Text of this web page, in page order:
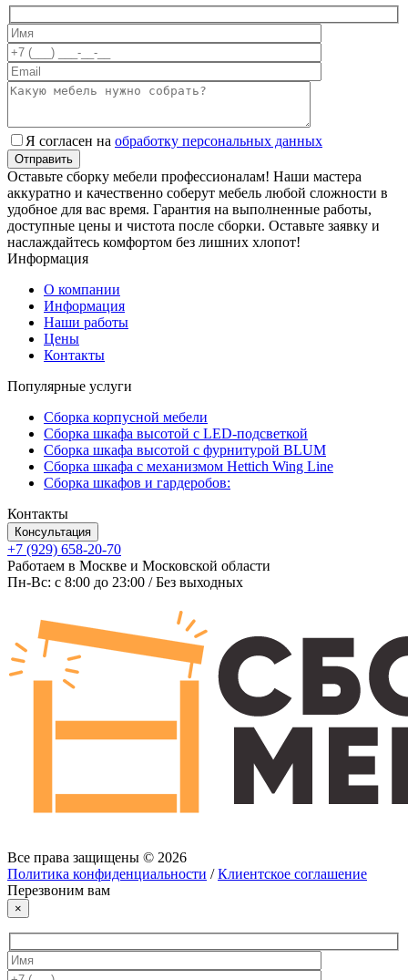
Я согласен на обработку персональных данных
Оставьте сборку мебели профессионалам! Наши мастера
аккуратно и качественно соберут мебель любой сложности в
удобное для вас время. Гарантия на выполненные работы,
доступные цены и чистота после сборки. Оставьте заявку и
наслаждайтесь комфортом без лишних хлопот!
Информация
О компании
Информация
Наши работы
Цены
Контакты
Популярные услуги
Сборка корпусной мебели
Сборка шкафа высотой с LED-подсветкой
Сборка шкафа высотой с фурнитурой BLUM
Сборка шкафа с механизмом Hettich Wing Line
Сборка шкафов и гардеробов:
Контакты
Консультация
+7 (929) 658-20-70
Работаем в Москве и Московской области
Пн-Вс: c 8:00 до 23:00 / Без выходных
Все права защищены © 2026
Политика конфиденциальности /Клиентское соглашение
Перезвоним вам
×